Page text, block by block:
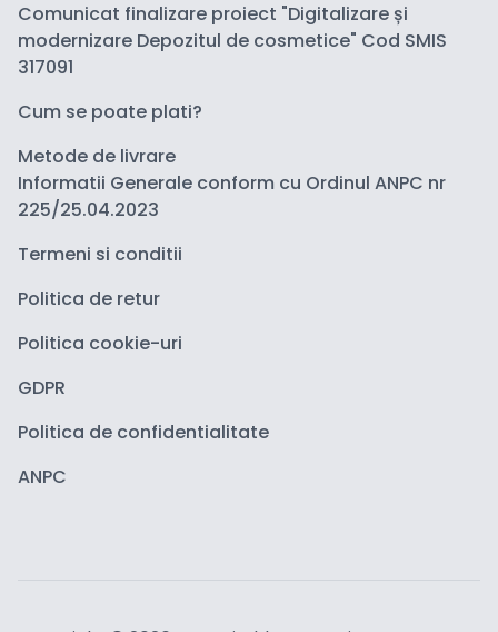
Comunicat finalizare proiect "Digitalizare și
modernizare Depozitul de cosmetice" Cod SMIS
317091
Cum se poate plati?
Metode de livrare
Informatii Generale conform cu Ordinul ANPC nr
225/25.04.2023
Termeni si conditii
Politica de retur
Politica cookie-uri
GDPR
Politica de confidentialitate
ANPC